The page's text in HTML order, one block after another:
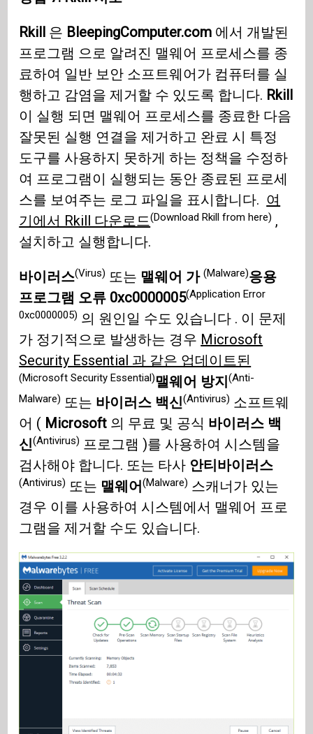
Rkill 은 BleepingComputer.com 에서 개발된
프로그램 으로 알려진 맬웨어 프로세스를 종
료하여 일반 보안 소프트웨어가 컴퓨터를 실
행하고 감염을 제거할 수 있도록 합니다. Rkill
이 실행 되면 맬웨어 프로세스를 종료한 다음
잘못된 실행 연결을 제거하고 완료 시 특정
도구를 사용하지 못하게 하는 정책을 수정하
여 프로그램이 실행되는 동안 종료된 프로세
스를 보여주는 로그 파일을 표시합니다. 여
기에서 Rkill 다운로드(Download Rkill from here) ,
설치하고 실행합니다.
바이러스(Virus) 또는 맬웨어 가(Malware)응용
프로그램 오류 0xc0000005(Application Error
0xc0000005) 의 원인일 수도 있습니다 . 이 문제
가 정기적으로 발생하는 경우 Microsoft
Security Essential 과 같은 업데이트된
(Microsoft Security Essential)맬웨어 방지(Anti-
Malware) 또는 바이러스 백신(Antivirus) 소프트웨
어 ( Microsoft 의 무료 및 공식 바이러스 백
신(Antivirus) 프로그램 )를 사용하여 시스템을
검사해야 합니다. 또는 타사 안티바이러스
(Antivirus) 또는 맬웨어(Malware) 스캐너가 있는
경우 이를 사용하여 시스템에서 맬웨어 프로
그램을 제거할 수도 있습니다.